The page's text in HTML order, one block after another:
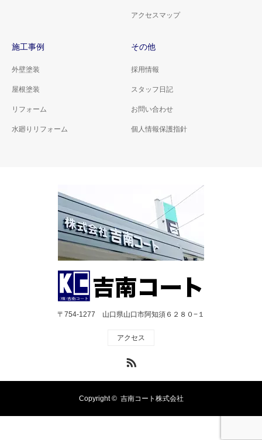
アクセスマップ
施工事例
外壁塗装
屋根塗装
リフォーム
水廻りリフォーム
その他
採用情報
スタッフ日記
お問い合わせ
個人情報保護指針
〒754-1277 山口県山口市阿知須６２８０−１
アクセス
Copyright © 吉南コート株式会社